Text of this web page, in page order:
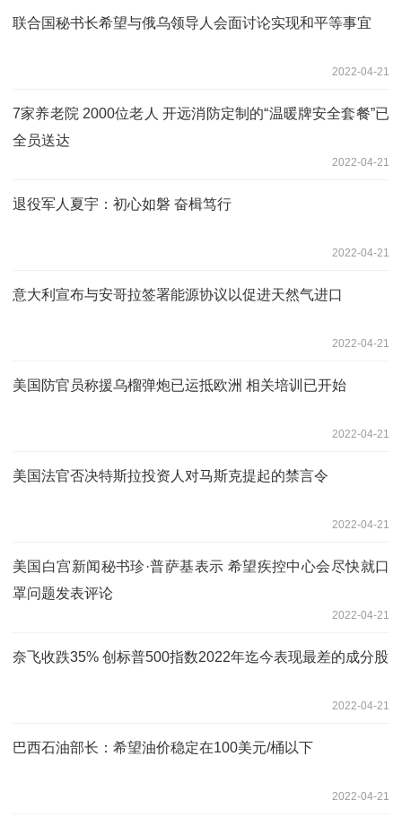
联合国秘书长希望与俄乌领导人会面讨论实现和平等事宜
2022-04-21
7家养老院 2000位老人 开远消防定制的“温暖牌安全套餐”已
全员送达
2022-04-21
退役军人夏宇：初心如磐 奋楫笃行
2022-04-21
意大利宣布与安哥拉签署能源协议以促进天然气进口
2022-04-21
美国防官员称援乌榴弹炮已运抵欧洲 相关培训已开始
2022-04-21
美国法官否决特斯拉投资人对马斯克提起的禁言令
2022-04-21
美国白宫新闻秘书珍·普萨基表示 希望疾控中心会尽快就口
罩问题发表评论
2022-04-21
奈飞收跌35% 创标普500指数2022年迄今表现最差的成分股
2022-04-21
巴西石油部长：希望油价稳定在100美元/桶以下
2022-04-21